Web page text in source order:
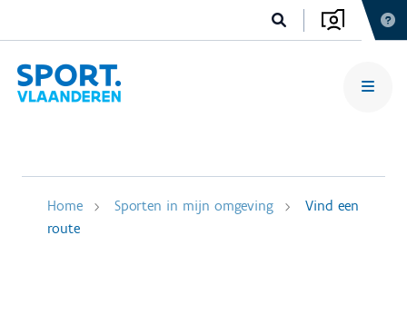
Home Sporten in mijn omgeving
Vind een
route